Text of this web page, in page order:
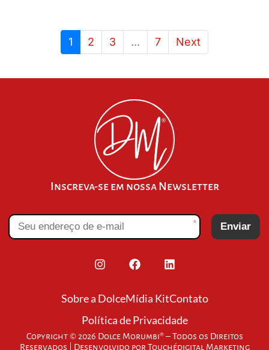
1 2 3 ... 7 Next
Inscreva-se em nossa Newsletter
* Enviar
Sobre a DolceMídia KitContato
Política de Privacidade
Copyright © 2026 Dolce Morumbi® – Todos os Direitos
Reservados | Desenvolvido por Touchédigital Marketing